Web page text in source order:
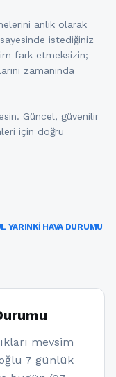
anlık olarak
istediğiniz
fark etmeksizin;
zamanında
Güncel, güvenilir
için doğru
YARINKI HAVA DURUMU
mevsim
7 günlük